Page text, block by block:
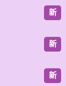
新
新
新